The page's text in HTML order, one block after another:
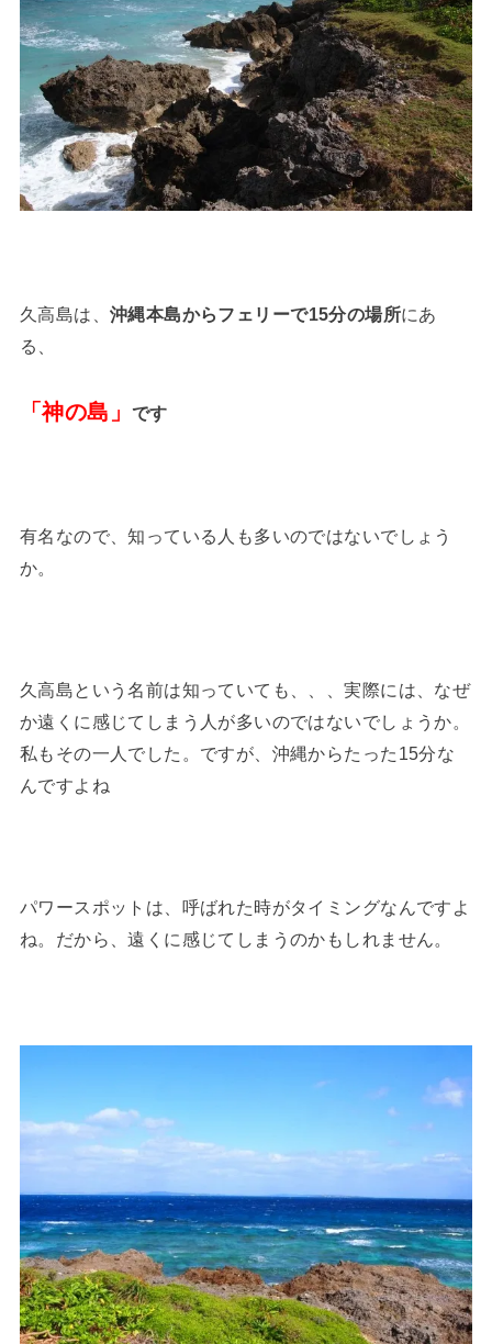
久高島は、 沖縄本島からフェリーで15分の場所にあ
る、
「神の島」 です
有名なので、知っている人も多いのではないでしょう
か。
久高島という名前は知っていても、、、実際には、なぜ
か遠くに感じてしまう人が多いのではないでしょうか。
私もその一人でした。ですが、沖縄からたった15分な
んですよね
パワースポットは、呼ばれた時がタイミングなんですよ
ね。だから、遠くに感じてしまうのかもしれません。